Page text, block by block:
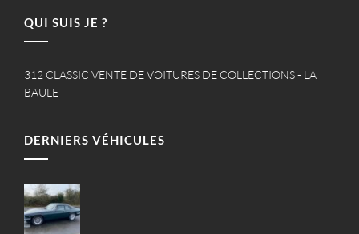
QUI SUIS JE ?
312 CLASSIC VENTE DE VOITURES DE COLLECTIONS - LA
BAULE
DERNIERS VÉHICULES